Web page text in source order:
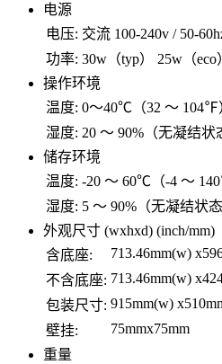
电源
电压: 交流 100-240v / 50-
功率: 30w（typ） 25w（eco
操作环境
温度: 0～40℃（32 ～ 104℉
湿度: 20 ～ 90%（无凝结状
储存环境
温度: -20 ～ 60℃（-4 ～
湿度: 5 ～ 90%（无凝结状态
外观尺寸 (wxhxd) (inch/mm)
含底座:
713.46mm(w)
不含底座: 713.46mm(w)
包装尺寸: 915mm(w)
壁挂:
75mmx75mm
重量